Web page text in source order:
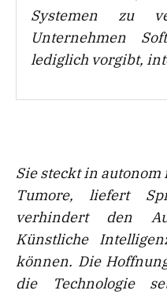
Systemen zu
Unternehmen
lediglich vorgibt,
Sie steckt in
Tumore, liefert
verhindert den
Künstliche
können. Die
die Technologie